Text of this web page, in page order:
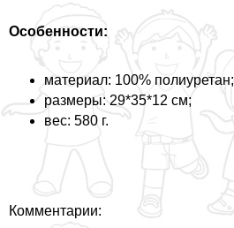
Особенности:
материал: 100% полиуретан;
размеры: 29*35*12 см;
вес: 580 г.
Комментарии: